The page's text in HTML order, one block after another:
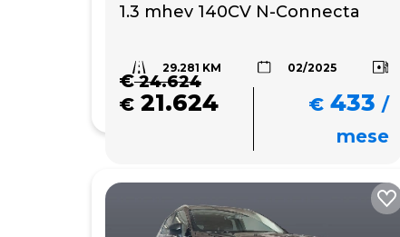
1.3 mhev 140CV N-Connecta
29.281 KM 02/2025
€24.624
€ 21.624 € 433 /
mese